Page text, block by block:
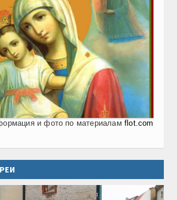
и фото по материаламflot.com